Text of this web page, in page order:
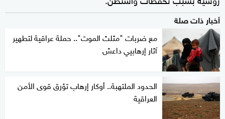
أخبار ذات صلة
مع ضربات "مثلث الموت".. حملة عراقية لتطهير
آثار إرهابيي داعش
الحدود الملتهبة.. أوكار إرهاب تؤرق قوى الأمن
العراقية